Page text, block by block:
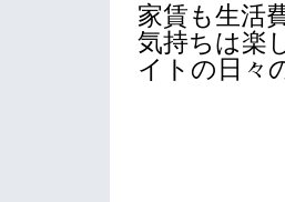
家賃も生活
気持ちは楽
イトの日々